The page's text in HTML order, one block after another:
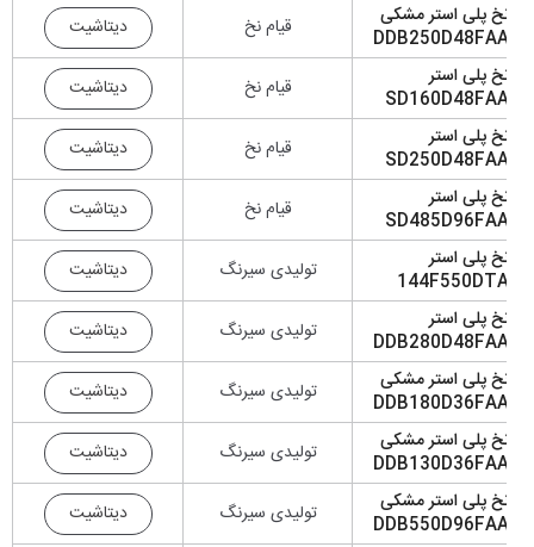
پلی استر مشکی
قیام نخ
دیتاشیت
پلی استر
قیام نخ
دیتاشیت
پلی استر
قیام نخ
دیتاشیت
پلی استر
قیام نخ
دیتاشیت
پلی استر
تولیدی سیرنگ
دیتاشیت
پلی استر
تولیدی سیرنگ
دیتاشیت
پلی استر مشکی
تولیدی سیرنگ
دیتاشیت
پلی استر مشکی
تولیدی سیرنگ
دیتاشیت
پلی استر مشکی
تولیدی سیرنگ
دیتاشیت